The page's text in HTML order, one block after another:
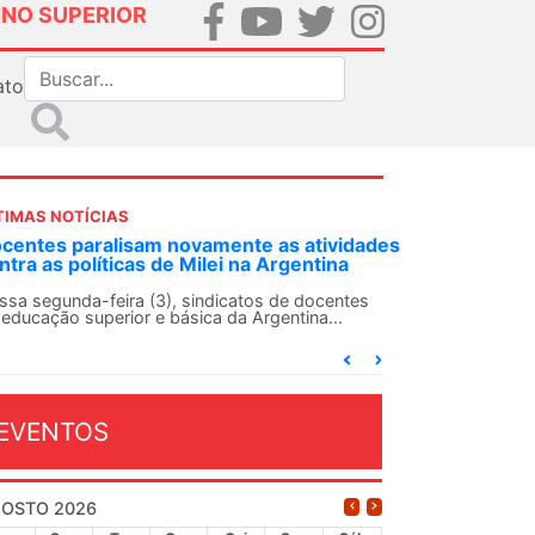
SUPERIOR
NOTÍCIAS
SN convoca docentes para Dia de
Internacionalista com Cuba em
de agosto
SN conclama suas seções sindicais e o